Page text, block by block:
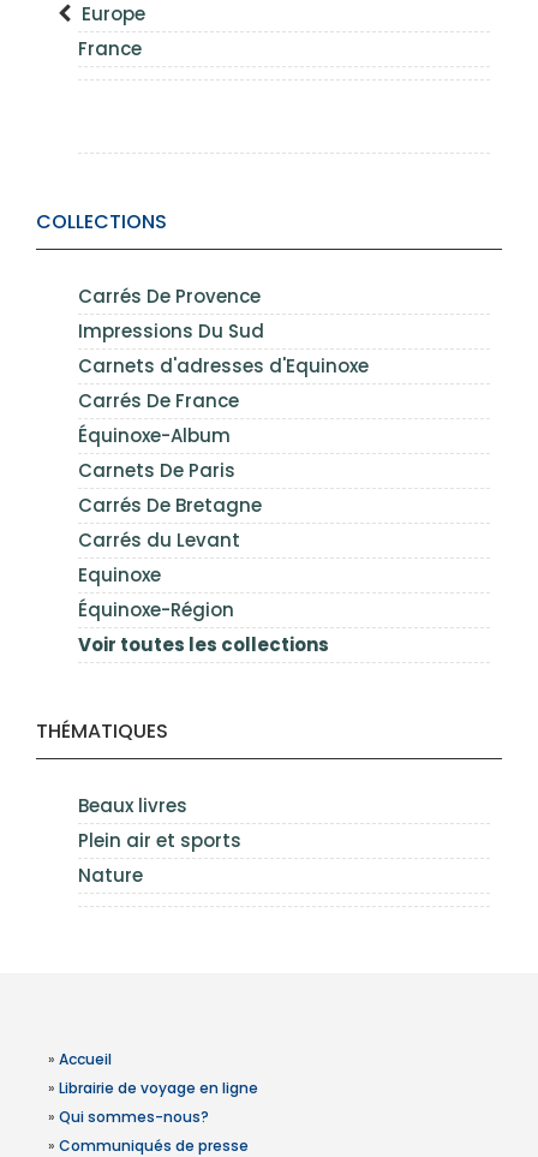
Europe
France
COLLECTIONS
Carrés De Provence
Impressions Du Sud
Carnets d'adresses d'Equinoxe
Carrés De France
Équinoxe-Album
Carnets De Paris
Carrés De Bretagne
Carrés du Levant
Equinoxe
Équinoxe-Région
Voir toutes les collections
THÉMATIQUES
Beaux livres
Plein air et sports
Nature
» Accueil
» Librairie de voyage en ligne
» Qui sommes-nous?
» Communiqués de presse